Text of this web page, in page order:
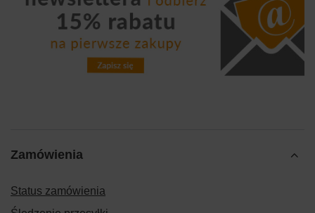
Zamówienia
Status zamówienia